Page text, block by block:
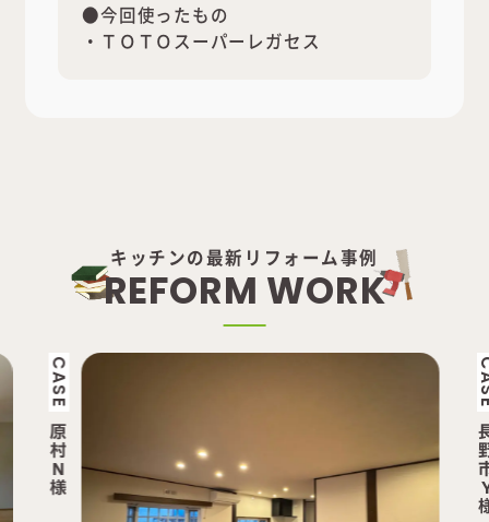
●今回使ったもの
・ＴＯＴＯスーパーレガセス
キッチンの最新リフォーム事例
REFORM WORK
市
Y
様